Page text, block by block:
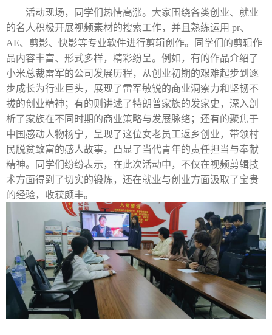
活动现场，同学们热情高涨。大家围绕各类创业、就业
的名人积极开展视频素材的搜索工作，并且熟练运用 pr、
AE、剪影、快影等专业软件进行剪辑创作。同学们的剪辑作
品内容丰富、形式多样，精彩纷呈。例如，有的作品介绍了
小米总裁雷军的公司发展历程，从创业初期的艰难起步到逐
步成长为行业巨头，展现了雷军敏锐的商业洞察力和坚韧不
拔的创业精神；有的则讲述了特朗普家族的发家史，深入剖
析了家族在不同时期的商业策略与发展脉络；还有的聚焦于
中国感动人物杨宁，呈现了这位女老员工返乡创业，带领村
民脱贫致富的感人故事，凸显了当代青年的责任担当与奉献
精神。同学们纷纷表示，在此次活动中，不仅在视频剪辑技
术方面得到了切实的锻炼，还在就业与创业方面汲取了宝贵
的经验，收获颇丰。